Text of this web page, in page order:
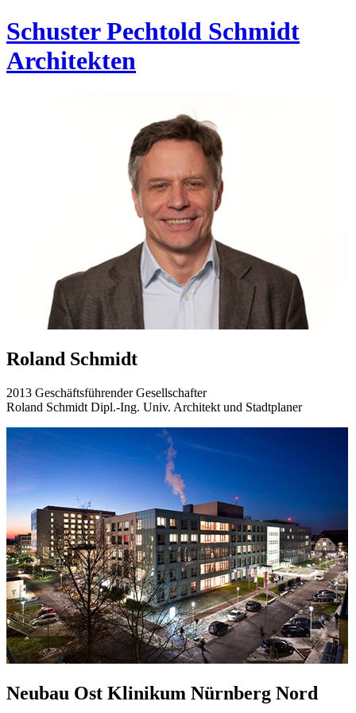
Schuster Pechtold Schmidt
Architekten
Roland Schmidt
2013 Geschäftsführender Gesellschafter
Roland Schmidt Dipl.-Ing. Univ. Architekt und Stadtplaner
Neubau Ost Klinikum Nürnberg Nord